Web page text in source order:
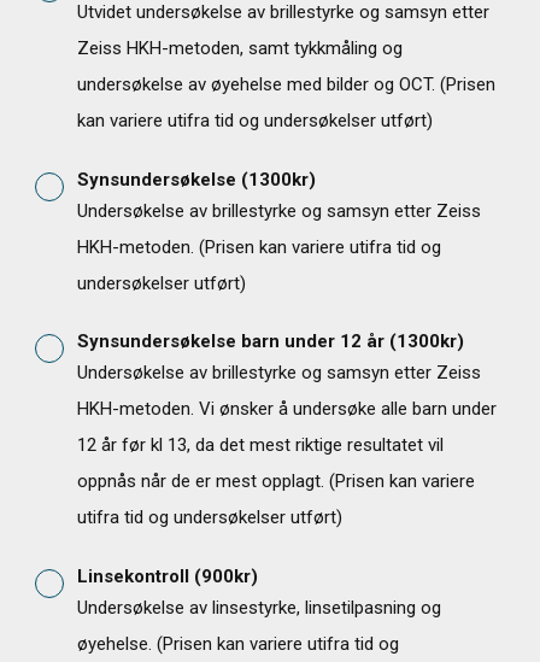
Utvidet undersøkelse av brillestyrke og samsyn etter
Zeiss HKH-metoden, samt tykkmåling og
undersøkelse av øyehelse med bilder og OCT. (Prisen
kan variere utifra tid og undersøkelser utført)
Synsundersøkelse (1300kr)
Undersøkelse av brillestyrke og samsyn etter Zeiss
HKH-metoden. (Prisen kan variere utifra tid og
undersøkelser utført)
Synsundersøkelse barn under 12 år (1300kr)
Undersøkelse av brillestyrke og samsyn etter Zeiss
HKH-metoden. Vi ønsker å undersøke alle barn under
12 år før kl 13, da det mest riktige resultatet vil
oppnås når de er mest opplagt. (Prisen kan variere
utifra tid og undersøkelser utført)
Linsekontroll (900kr)
Undersøkelse av linsestyrke, linsetilpasning og
øyehelse. (Prisen kan variere utifra tid og
124